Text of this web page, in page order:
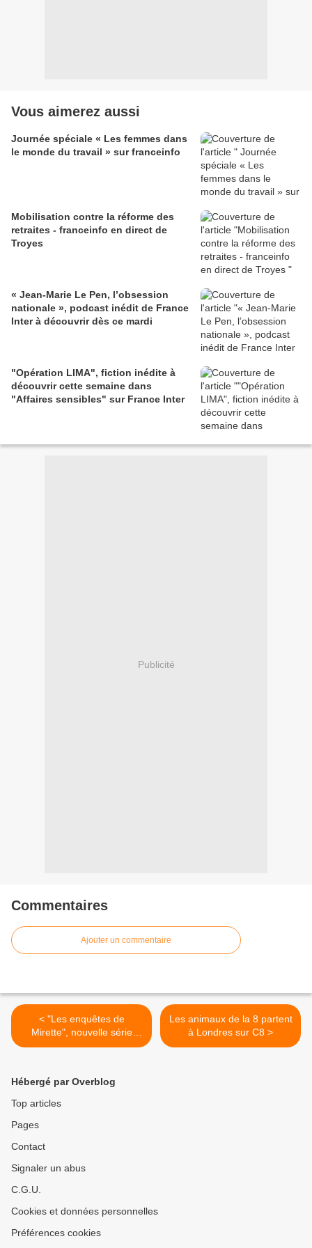
Vous aimerez aussi
Journée spéciale « Les femmes dans
le monde du travail » sur franceinfo
Mobilisation contre la réforme des
retraites - franceinfo en direct de
Troyes
« Jean-Marie Le Pen, l’obsession
nationale », podcast inédit de France
Inter à découvrir dès ce mardi
"Opération LIMA", fiction inédite à
découvrir cette semaine dans
"Affaires sensibles" sur France Inter
Publicité
Commentaires
Ajouter un commentaire
< "Les enquêtes de
Mirette", nouvelle série
d'animation jeunesse dès
Les animaux de la 8 partent
à Londres sur C8 >
Hébergé par Overblog
Top articles
Pages
Contact
Signaler un abus
C.G.U.
Cookies et données personnelles
Préférences cookies